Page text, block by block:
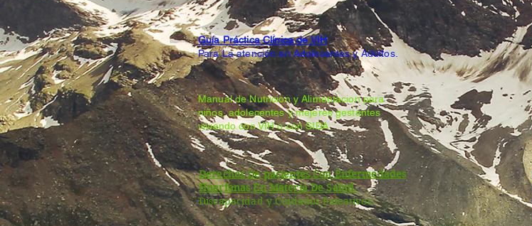
Guía Práctica Clínica de VIH
Para La atención en Adolecentes y Adultos.
Manual de Nutricion y Alimentacion para
niños, adolecentes y mejeres gestantes
viviendo con VIH o con SIDA
Derechos De pacientes Con Enfermedades
Huerfanas En Materia De Salud.
Discapacidad y Cuidados Paleativos.